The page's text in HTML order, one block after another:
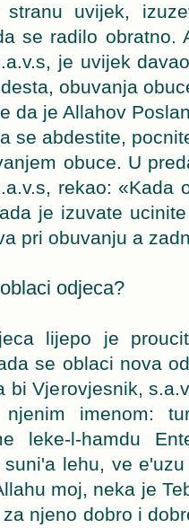
stranu uvijek,
se radilo obratno.
je uvijek
obuvanja
da je Allahov
se abdestite,
obuce. U
rekao: «Kada
je izuvate
pri obuvanju a
odjeca?
lijepo je
se oblaci nova
bi Vjerovjesnik,
imenom:
leke-l-hamdu
lehu, ve
moj, neka je
njeno dobro i